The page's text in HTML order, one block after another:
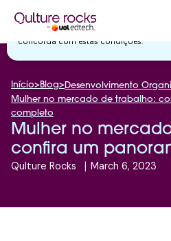
Utilizamos cookies essenciais e
com a nossaPolítica de Privacidade
concorda com estas condições.
Início> Blog> Desenvolvimento
Mulher no mercado de trabalho:
completo
Mulher no
confira um
Qulture Rocks | March 6, 2023